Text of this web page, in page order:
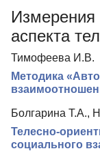
Текст
Авторы
Контакты
Измерения
аспекта
Тимофеева И.В.
Методика
Болгарина Т.А.,
Телесно-
социального